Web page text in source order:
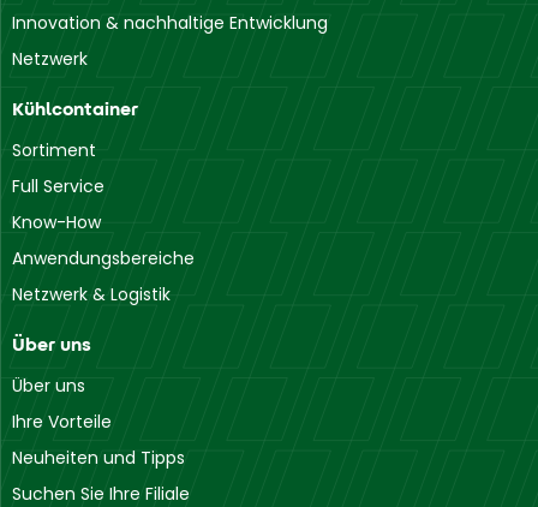
Innovation & nachhaltige Entwicklung
Netzwerk
Kühlcontainer
Sortiment
Full Service
Know-How
Anwendungsbereiche
Netzwerk & Logistik
Über uns
Über uns
Ihre Vorteile
Neuheiten und Tipps
Suchen Sie Ihre Filiale